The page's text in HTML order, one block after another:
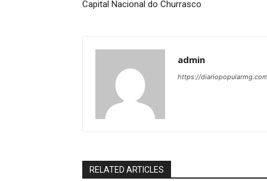
Capital Nacional do Churrasco
admin
https://
RELATED ARTICLES